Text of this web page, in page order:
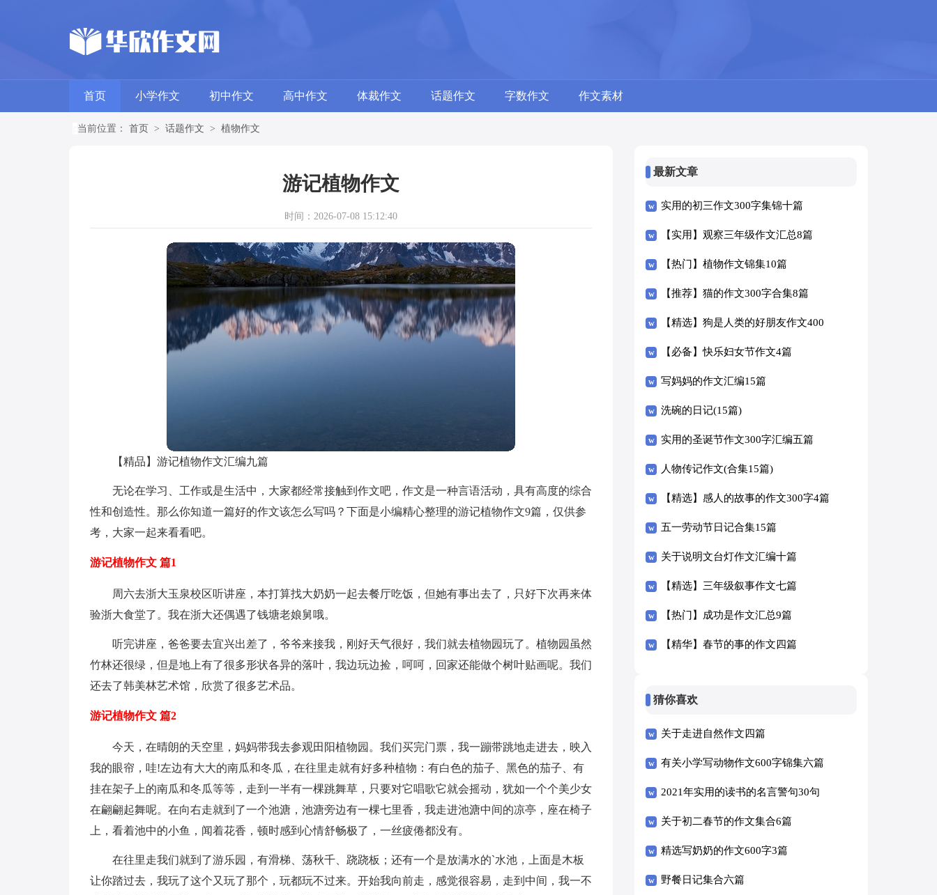
首页 小学作文 初中作文 高中作文 体裁作文 话题作文 字数作文 作文素材
当前位置： 首页 > 话题作文 > 植物作文
游记植物作文
时间：2026-07-08 15:12:40
【精品】游记植物作文汇编九篇
无论在学习、工作或是生活中，大家都经常接触到作文吧，作文是一种言语活动，具有高度的综合
性和创造性。那么你知道一篇好的作文该怎么写吗？下面是小编精心整理的游记植物作文9篇，仅供参
考，大家一起来看看吧。
游记植物作文 篇1
周六去浙大玉泉校区听讲座，本打算找大奶奶一起去餐厅吃饭，但她有事出去了，只好下次再来体
验浙大食堂了。我在浙大还偶遇了钱塘老娘舅哦。
听完讲座，爸爸要去宜兴出差了，爷爷来接我，刚好天气很好，我们就去植物园玩了。植物园虽然
竹林还很绿，但是地上有了很多形状各异的落叶，我边玩边捡，呵呵，回家还能做个树叶贴画呢。我们
还去了韩美林艺术馆，欣赏了很多艺术品。
游记植物作文 篇2
今天，在晴朗的天空里，妈妈带我去参观田阳植物园。我们买完门票，我一蹦带跳地走进去，映入
我的眼帘，哇!左边有大大的南瓜和冬瓜，在往里走就有好多种植物：有白色的茄子、黑色的茄子、有
挂在架子上的南瓜和冬瓜等等，走到一半有一棵跳舞草，只要对它唱歌它就会摇动，犹如一个个美少女
在翩翩起舞呢。在向右走就到了一个池溏，池溏旁边有一棵七里香，我走进池溏中间的凉亭，座在椅子
上，看着池中的小鱼，闻着花香，顿时感到心情舒畅极了，一丝疲倦都没有。
在往里走我们就到了游乐园，有滑梯、荡秋千、跷跷板；还有一个是放满水的`水池，上面是木板
让你踏过去，我玩了这个又玩了那个，玩都玩不过来。开始我向前走，感觉很容易，走到中间，我一不
最新文章
实用的初三作文300字集锦十篇
【实用】观察三年级作文汇总8篇
【热门】植物作文锦集10篇
【推荐】猫的作文300字合集8篇
【精选】狗是人类的好朋友作文400
字四篇
【必备】快乐妇女节作文4篇
写妈妈的作文汇编15篇
洗碗的日记(15篇)
实用的圣诞节作文300字汇编五篇
人物传记作文(合集15篇)
【精选】感人的故事的作文300字4篇
五一劳动节日记合集15篇
关于说明文台灯作文汇编十篇
【精选】三年级叙事作文七篇
【热门】成功是作文汇总9篇
【精华】春节的事的作文四篇
猜你喜欢
关于走进自然作文四篇
有关小学写动物作文600字锦集六篇
2021年实用的读书的名言警句30句
关于初二春节的作文集合6篇
精选写奶奶的作文600字3篇
野餐日记集合六篇